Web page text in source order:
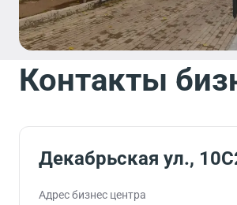
Контакты
Декабрьская ул.,
Адрес бизнес центра